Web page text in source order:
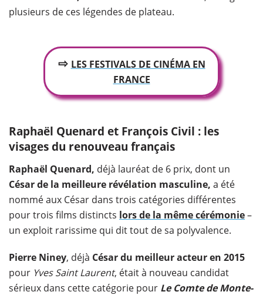
plusieurs de ces légendes de plateau.
⇨ LES FESTIVALS DE CINÉMA EN
FRANCE
Raphaël Quenard et François Civil : les
visages du renouveau français
Raphaël Quenard, déjà lauréat de 6 prix, dont un
César de la meilleure révélation masculine, a été
nommé aux César dans trois catégories différentes
pour trois films distincts lors de la même cérémonie–
un exploit rarissime qui dit tout de sa polyvalence.
Pierre Niney, déjà César du meilleur acteur en 2015
pour Yves Saint Laurent, était à nouveau candidat
sérieux dans cette catégorie pour Le Comte de Monte-